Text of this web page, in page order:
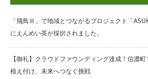
「飛鳥Ⅲ」で地域とつながるプロジェクト「
にえんめい茶が採択されました。
【御礼】クラウドファウンディング達成！信濃
植え付け、未来へつなぐ挑戦